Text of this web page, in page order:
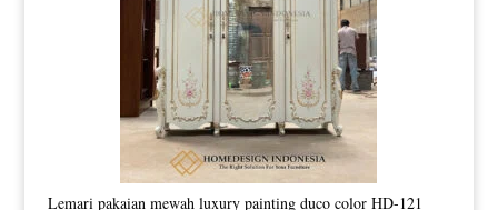
Lemari pakaian mewah luxury painting duco color HD-121